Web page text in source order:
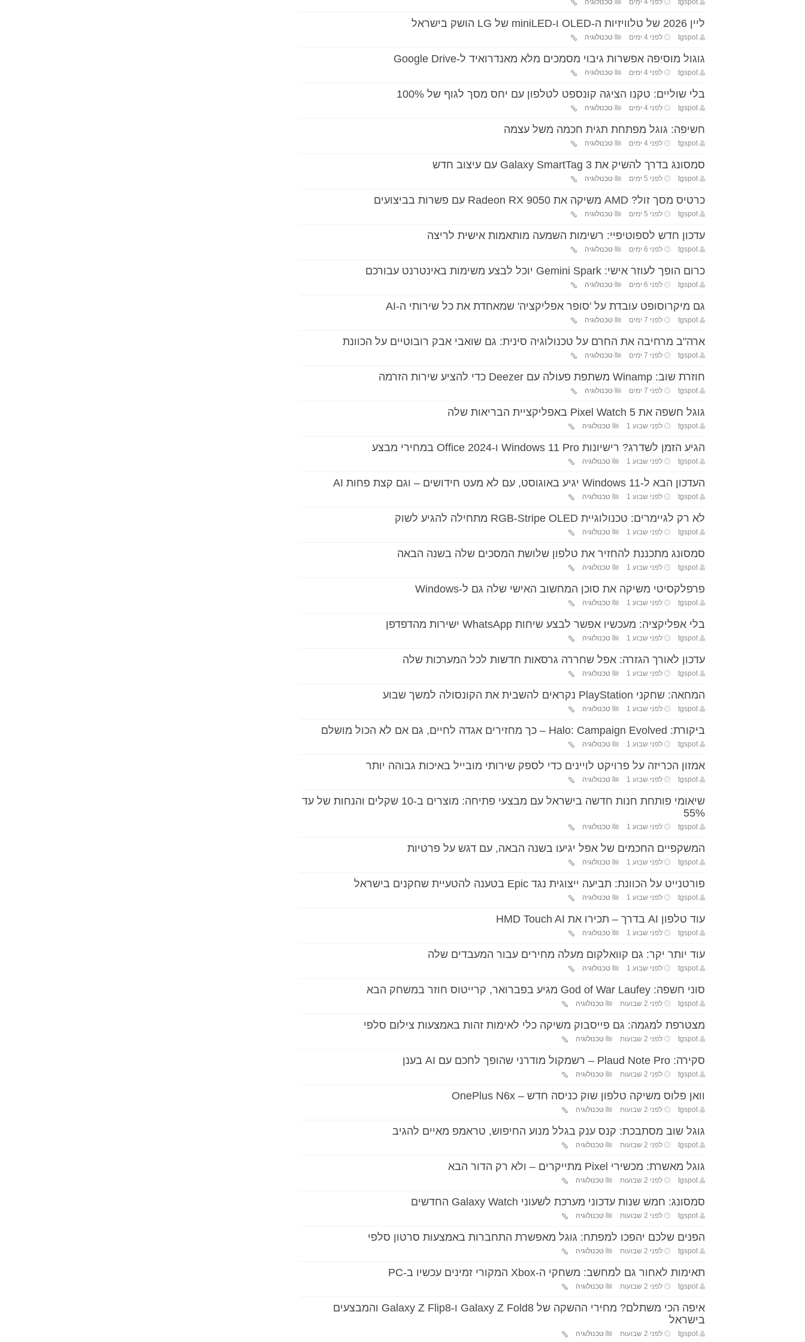
tgspot לפני 4 ימים טכנולוגיה
ליין 2026 של טלוויזיות ה-OLED ו-miniLED של LG הושק בישראל
tgspot לפני 4 ימים טכנולוגיה
גוגול מוסיפה אפשרות גיבוי מסמכים מלא מאנדרואיד ל-Google Drive
tgspot לפני 4 ימים טכנולוגיה
בלי שוליים: טקנו הציגה קונספט לטלפון עם יחס מסך לגוף של 100%
tgspot לפני 4 ימים טכנולוגיה
חשיפה: גוגל מפתחת תגית חכמה משל עצמה
tgspot לפני 4 ימים טכנולוגיה
סמסונג בדרך להשיק את Galaxy SmartTag 3 עם עיצוב חדש
tgspot לפני 5 ימים טכנולוגיה
כרטיס מסך זול? AMD משיקה את Radeon RX 9050 עם פשרות בביצועים
tgspot לפני 5 ימים טכנולוגיה
עדכון חדש לספוטיפיי: רשימות השמעה מותאמות אישית לריצה
tgspot לפני 6 ימים טכנולוגיה
כרום הופך לעוזר אישי: Gemini Spark יוכל לבצע משימות באינטרנט עבורכם
tgspot לפני 6 ימים טכנולוגיה
גם מיקרוסופט עובדת על 'סופר אפליקציה' שמאחדת את כל שירותי ה-AI
tgspot לפני 7 ימים טכנולוגיה
ארה"ב מרחיבה את החרם על טכנולוגיה סינית: גם שואבי אבק רובוטיים על הכוונת
tgspot לפני 7 ימים טכנולוגיה
חוזרת שוב: Winamp משתפת פעולה עם Deezer כדי להציע שירות הזרמה
tgspot לפני 7 ימים טכנולוגיה
גוגל חשפה את Pixel Watch 5 באפליקציית הבריאות שלה
tgspot לפני שבוע 1 טכנולוגיה
הגיע הזמן לשדרג? רישיונות Windows 11 Pro ו-Office 2024 במחירי מבצע
tgspot לפני שבוע 1 טכנולוגיה
העדכון הבא ל-Windows 11 יגיע באוגוסט, עם לא מעט חידושים – וגם קצת פחות AI
tgspot לפני שבוע 1 טכנולוגיה
לא רק לגיימרים: טכנולוגיית RGB-Stripe OLED מתחילה להגיע לשוק
tgspot לפני שבוע 1 טכנולוגיה
סמסונג מתכננת להחזיר את טלפון שלושת המסכים שלה בשנה הבאה
tgspot לפני שבוע 1 טכנולוגיה
פרפלקסיטי משיקה את סוכן המחשוב האישי שלה גם ל-Windows
tgspot לפני שבוע 1 טכנולוגיה
בלי אפליקציה: מעכשיו אפשר לבצע שיחות WhatsApp ישירות מהדפדפן
tgspot לפני שבוע 1 טכנולוגיה
עדכון לאורך הגזרה: אפל שחררה גרסאות חדשות לכל המערכות שלה
tgspot לפני שבוע 1 טכנולוגיה
המחאה: שחקני PlayStation נקראים להשבית את הקונסולה למשך שבוע
tgspot לפני שבוע 1 טכנולוגיה
ביקורת: Halo: Campaign Evolved – כך מחזירים אגדה לחיים, גם אם לא הכול מושלם
tgspot לפני שבוע 1 טכנולוגיה
אמזון הכריזה על פרויקט לויינים כדי לספק שירותי מובייל באיכות גבוהה יותר
tgspot לפני שבוע 1 טכנולוגיה
שיאומי פותחת חנות חדשה בישראל עם מבצעי פתיחה: מוצרים ב-10 שקלים והנחות של עד
55%
tgspot לפני שבוע 1 טכנולוגיה
המשקפיים החכמים של אפל יגיעו בשנה הבאה, עם דגש על פרטיות
tgspot לפני שבוע 1 טכנולוגיה
פורטנייט על הכוונת: תביעה ייצוגית נגד Epic בטענה להטעיית שחקנים בישראל
tgspot לפני שבוע 1 טכנולוגיה
עוד טלפון AI בדרך – תכירו את HMD Touch AI
tgspot לפני שבוע 1 טכנולוגיה
עוד יותר יקר: גם קוואלקום מעלה מחירים עבור המעבדים שלה
tgspot לפני שבוע 1 טכנולוגיה
סוני חשפה: God of War Laufey מגיע בפברואר, קרייטוס חוזר במשחק הבא
tgspot לפני 2 שבועות טכנולוגיה
מצטרפת למגמה: גם פייסבוק משיקה כלי לאימות זהות באמצעות צילום סלפי
tgspot לפני 2 שבועות טכנולוגיה
סקירה: Plaud Note Pro – רשמקול מודרני שהופך לחכם עם AI בענן
tgspot לפני 2 שבועות טכנולוגיה
וואן פלוס משיקה טלפון שוק כניסה חדש – OnePlus N6x
tgspot לפני 2 שבועות טכנולוגיה
גוגל שוב מסתבכת: קנס ענק בגלל מנוע החיפוש, טראמפ מאיים להגיב
tgspot לפני 2 שבועות טכנולוגיה
גוגל מאשרת: מכשירי Pixel מתייקרים – ולא רק הדור הבא
tgspot לפני 2 שבועות טכנולוגיה
סמסונג: חמש שנות עדכוני מערכת לשעוני Galaxy Watch החדשים
tgspot לפני 2 שבועות טכנולוגיה
הפנים שלכם יהפכו למפתח: גוגל מאפשרת התחברות באמצעות סרטון סלפי
tgspot לפני 2 שבועות טכנולוגיה
תאימות לאחור גם למחשב: משחקי ה-Xbox המקורי זמינים עכשיו ב-PC
tgspot לפני 2 שבועות טכנולוגיה
איפה הכי משתלם? מחירי ההשקה של Galaxy Z Fold8 ו-Galaxy Z Flip8 והמבצעים
בישראל
tgspot לפני 2 שבועות טכנולוגיה